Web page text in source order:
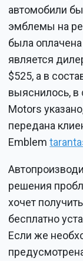
автомобили
эмблемы на
была
является
$525, а в
выяснилось, в
Motors
передана
Emblem
решения
хочет
бесплатно
Если же